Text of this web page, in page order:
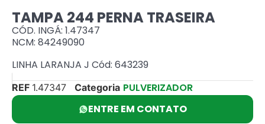
TAMPA 244 PERNA TRASEIRA
CÓD. INGÁ: 1.47347
NCM: 84249090
LINHA LARANJA J Cód: 643239
REF 1.47347 Categoria PULVERIZADOR
ENTRE EM CONTATO